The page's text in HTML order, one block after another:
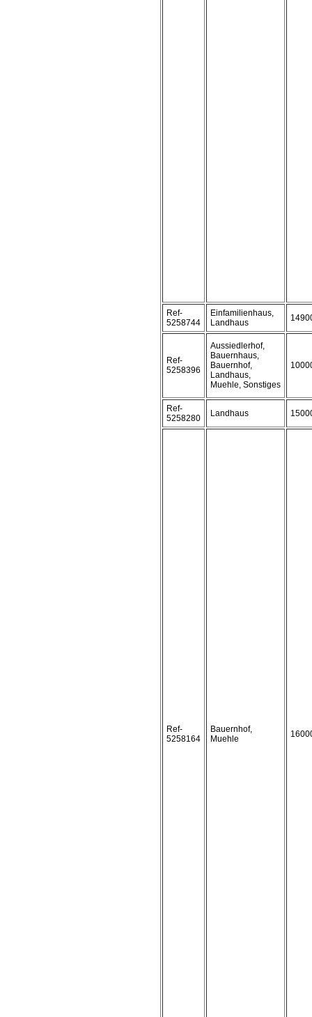
Ref-
5258744
Einfamilienhaus,
Landhaus
Ref-
5258396
Aussiedlerhof,
Bauernhaus,
Bauernhof,
Landhaus,
Muehle, Sonstiges
Ref-
5258280
Landhaus
Ref-
5258164
Bauernhof,
Muehle